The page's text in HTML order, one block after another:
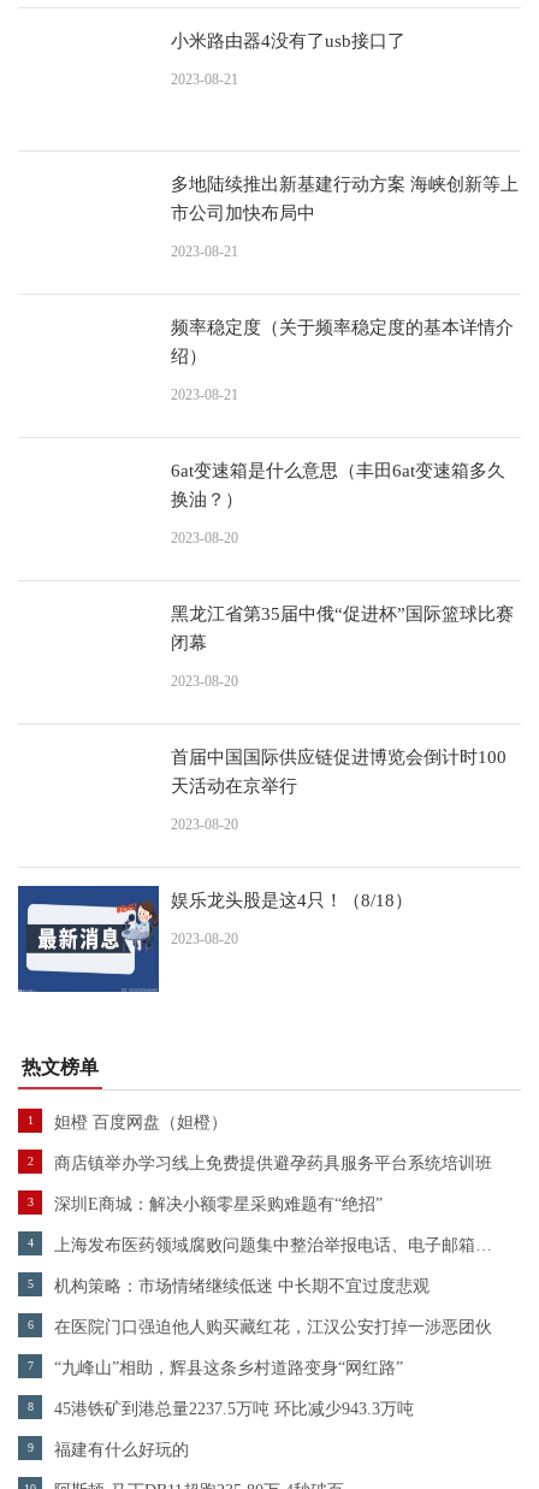
小米路由器4没有了usb接口了
2023-08-21
多地陆续推出新基建行动方案 海峡创新等上
市公司加快布局中
2023-08-21
频率稳定度（关于频率稳定度的基本详情介
绍）
2023-08-21
6at变速箱是什么意思（丰田6at变速箱多久
换油？）
2023-08-20
黑龙江省第35届中俄“促进杯”国际篮球比赛
闭幕
2023-08-20
首届中国国际供应链促进博览会倒计时100
天活动在京举行
2023-08-20
娱乐龙头股是这4只！（8/18）
2023-08-20
热文榜单
1 妲橙 百度网盘（妲橙）
2 商店镇举办学习线上免费提供避孕药具服务平台系统培训班
3 深圳E商城：解决小额零星采购难题有“绝招”
4 上海发布医药领域腐败问题集中整治举报电话、电子邮箱和信息平台
5 机构策略：市场情绪继续低迷 中长期不宜过度悲观
6 在医院门口强迫他人购买藏红花，江汉公安打掉一涉恶团伙
7 “九峰山”相助，辉县这条乡村道路变身“网红路”
8 45港铁矿到港总量2237.5万吨 环比减少943.3万吨
9 福建有什么好玩的